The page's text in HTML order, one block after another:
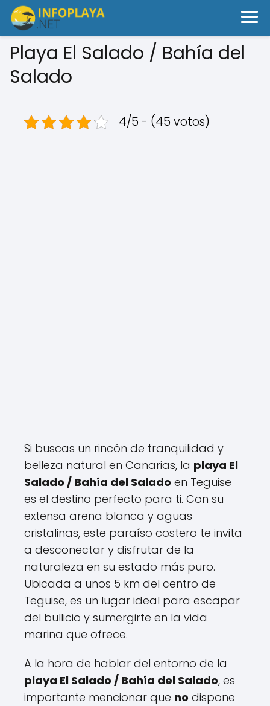
Playa El Salado / Bahía del
Salado
4/5 - (45 votos)
Si buscas un rincón de tranquilidad y
belleza natural en Canarias, la playa El
Salado / Bahía del Salado en Teguise
es el destino perfecto para ti. Con su
extensa arena blanca y aguas
cristalinas, este paraíso costero te invita
a desconectar y disfrutar de la
naturaleza en su estado más puro.
Ubicada a unos 5 km del centro de
Teguise, es un lugar ideal para escapar
del bullicio y sumergirte en la vida
marina que ofrece.
A la hora de hablar del entorno de la
playa El Salado / Bahía del Salado, es
importante mencionar que no dispone